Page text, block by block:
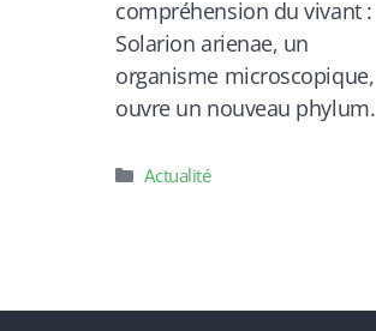
compréhension du vivant :
Solarion arienae, un
organisme microscopique,
ouvre un nouveau phylum.
Catégories
Actualité